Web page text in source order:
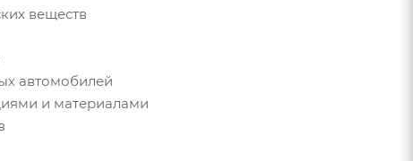
веществ
автомобилей
и материалами